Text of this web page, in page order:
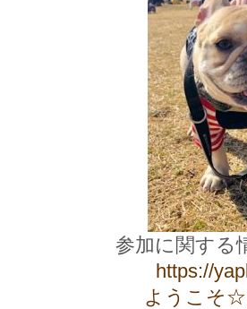
参加に関する
https://
ようこそ